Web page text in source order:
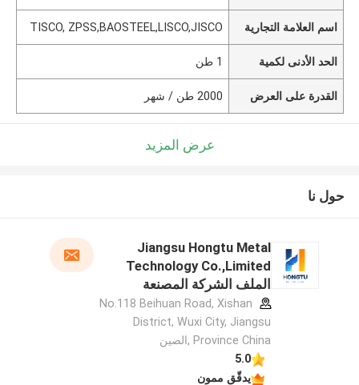
اسم العلامة التجارية TISCO, ZPSS,BAOSTEEL,LISCO,JISCO
الحد الأدنى لكمية 1 طن
القدرة على العرض 2000 طن / شهر
عرض المزيد
حول نا
Jiangsu Hongtu Metal
Technology Co.,Limited
الملف الشركة المصنعة
No.118 Beihuan Road, Xishan
District, Wuxi City, Jiangsu
Province China ,الصين
5.0
يدقّق ممون